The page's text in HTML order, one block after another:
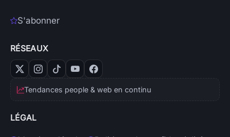
S'abonner
RÉSEAUX
Tendances people & web en continu
LÉGAL